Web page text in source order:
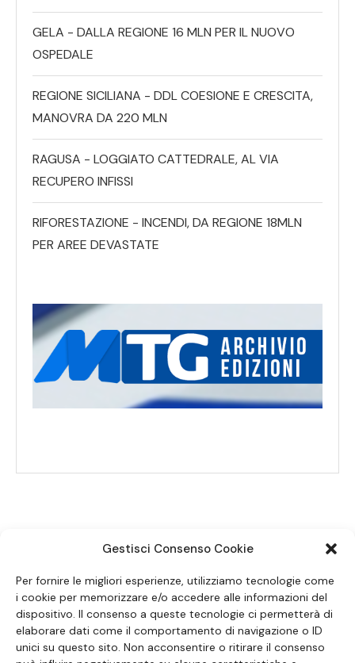
Gestisci Consenso Cookie
Per fornire le migliori esperienze, utilizziamo tecnologie come
i cookie per memorizzare e/o accedere alle informazioni del
dispositivo. Il consenso a queste tecnologie ci permetterà di
elaborare dati come il comportamento di navigazione o ID
unici su questo sito. Non acconsentire o ritirare il consenso
GELA - DALLA REGIONE 16 MLN PER IL NUOVO
OSPEDALE
REGIONE SICILIANA - DDL COESIONE E CRESCITA,
MANOVRA DA 220 MLN
RAGUSA - LOGGIATO CATTEDRALE, AL VIA
RECUPERO INFISSI
RIFORESTAZIONE - INCENDI, DA REGIONE 18MLN
PER AREE DEVASTATE
SEGUICI SUI SOCIAL